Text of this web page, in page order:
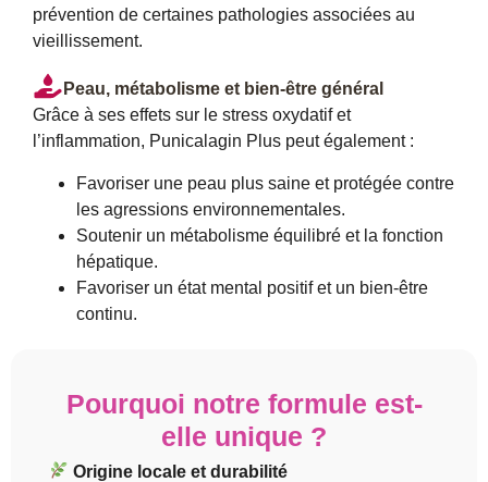
prévention de certaines pathologies associées au
vieillissement.
Peau, métabolisme et bien-être général
Grâce à ses effets sur le stress oxydatif et
l’inflammation, Punicalagin Plus peut également :
Favoriser une peau plus saine et protégée contre
les agressions environnementales.
Soutenir un métabolisme équilibré et la fonction
hépatique.
Favoriser un état mental positif et un bien-être
continu.
Pourquoi notre formule est-
elle unique ?
Origine locale et durabilité